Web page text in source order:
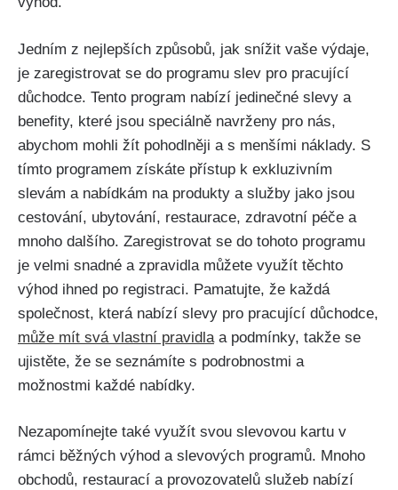
Jedním z nejlepších způsobů, jak snížit vaše výdaje,
je zaregistrovat se do programu slev pro pracující
důchodce. Tento program nabízí jedinečné slevy a
benefity, které jsou speciálně navrženy pro nás,
abychom mohli žít pohodlněji a s menšími náklady. S
tímto programem získáte přístup k exkluzivním
slevám a nabídkám na produkty a služby jako jsou
cestování, ubytování, restaurace, zdravotní péče a
mnoho dalšího. Zaregistrovat se do tohoto programu
je velmi snadné a zpravidla můžete využít těchto
výhod ihned po registraci. Pamatujte, že každá
společnost, která nabízí slevy pro pracující důchodce,
může mít svá vlastní pravidla a podmínky, takže se
ujistěte, že se seznámíte s podrobnostmi a
možnostmi každé nabídky.
Nezapomínejte také využít svou slevovou kartu v
rámci běžných výhod a slevových programů. Mnoho
obchodů, restaurací a provozovatelů služeb nabízí